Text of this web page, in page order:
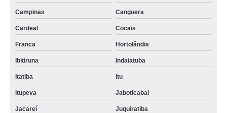
Campinas Canguera
Cardeal Cocais
Franca Hortolândia
Ibitiruna Indaiatuba
Itatiba Itu
Itupeva Jaboticabal
Jacareí Juquiratiba